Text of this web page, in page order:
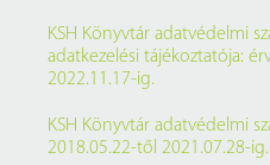
KIADVÁNYOK
KSH Könyvtár adatvédelmi
adatkezelési tájékoztatója:
2022.11.17-ig.
KSH Könyvtár adatvédelmi
2018.05.22-től 2021.07.28-ig.